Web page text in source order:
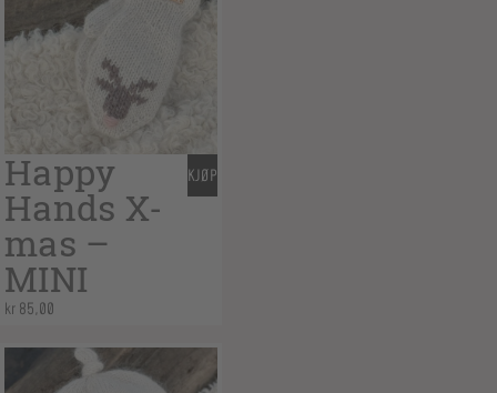
Happy
Hands X-
mas –
MINI
kr 85,00
KJØP